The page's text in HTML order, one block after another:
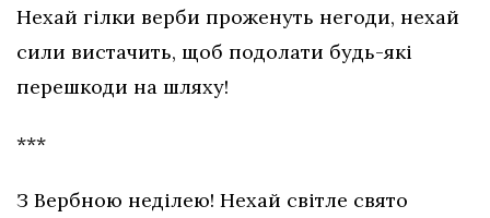
Нехай гілки верби проженуть негоди, нехай
сили вистачить, щоб подолати будь-які
перешкоди на шляху!
***
З Вербною неділею! Нехай світле свято